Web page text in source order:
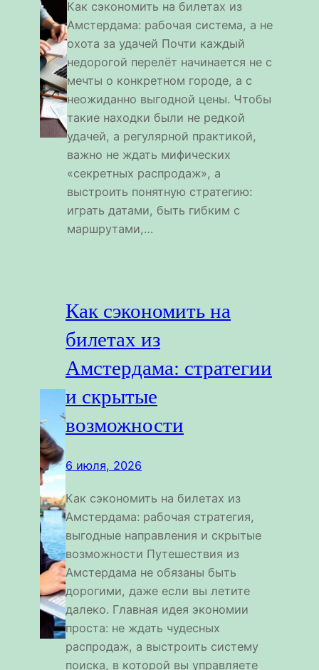
Как сэкономить на билетах из
Амстердама: рабочая система, а не
охота за удачей Почти каждый
недорогой перелёт начинается не с
мечты о конкретном городе, а с
неожиданно выгодной цены. Чтобы
такие находки были не редкой
удачей, а регулярной практикой,
важно не ждать мифических
«секретных распродаж», а
выстроить понятную стратегию:
играть датами, быть гибким с
маршрутами,…
Как сэкономить на
билетах из
Амстердама: стратегии
и скрытые
возможности
6 июля, 2026
Как сэкономить на билетах из
Амстердама: рабочая стратегия,
выгодные направления и скрытые
возможности Путешествия из
Амстердама не обязаны быть
дорогими, даже если вы летите
далеко. Главная идея экономии
проста: не ждать чудесных
распродаж, а выстроить систему
поиска, в которой вы управляете